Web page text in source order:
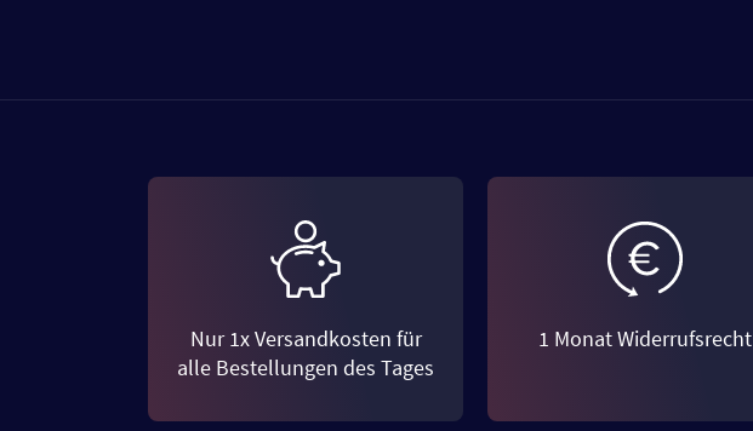
Nur 1x Versandkosten für
alle Bestellungen des Tages
1 Monat Widerrufsrecht